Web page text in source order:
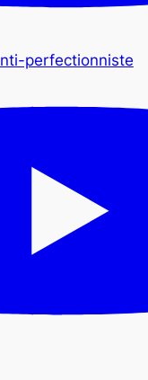
perfectionniste